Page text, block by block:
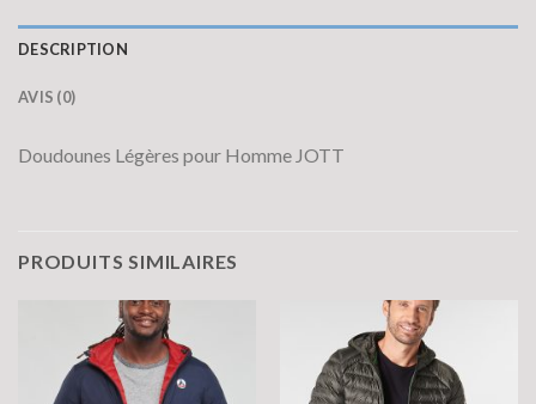
DESCRIPTION
AVIS (0)
Doudounes Légères pour Homme JOTT
PRODUITS SIMILAIRES